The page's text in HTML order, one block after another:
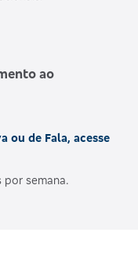
ao
ou de Fala, acesse
por semana.